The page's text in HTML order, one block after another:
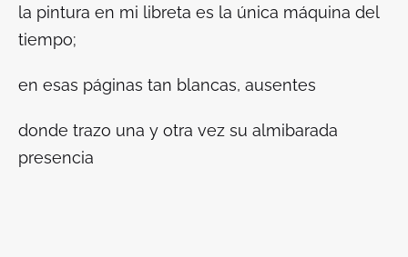
la pintura en mi libreta es la única máquina del
tiempo;
en esas páginas tan blancas, ausentes
donde trazo una y otra vez su almibarada
presencia